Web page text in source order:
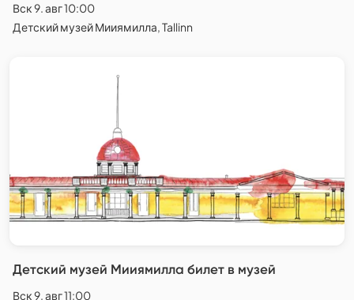
Вск 9. авг 10:00
Детский музей Мииямилла, Tallinn
Детский музей Мииямилла билет в музей
Вск 9. авг 11:00